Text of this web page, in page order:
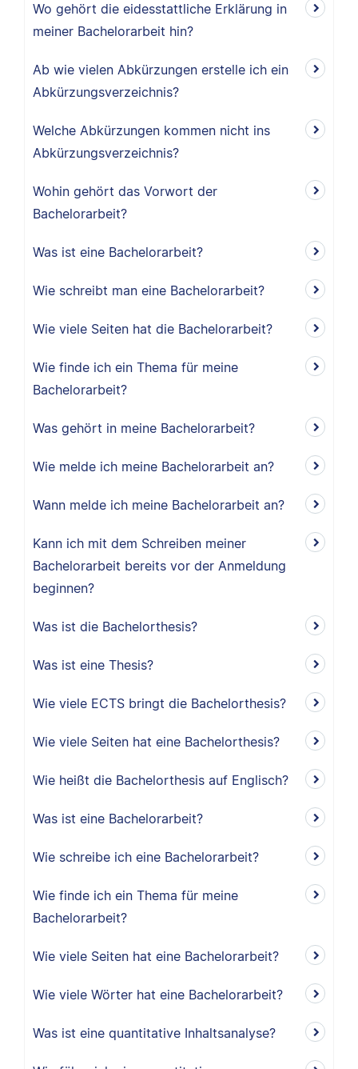
Wo gehört die eidesstattliche Erklärung in
meiner Bachelorarbeit hin?
Ab wie vielen Abkürzungen erstelle ich ein
Abkürzungsverzeichnis?
Welche Abkürzungen kommen nicht ins
Abkürzungsverzeichnis?
Wohin gehört das Vorwort der
Bachelorarbeit?
Was ist eine Bachelorarbeit?
Wie schreibt man eine Bachelorarbeit?
Wie viele Seiten hat die Bachelorarbeit?
Wie finde ich ein Thema für meine
Bachelorarbeit?
Was gehört in meine Bachelorarbeit?
Wie melde ich meine Bachelorarbeit an?
Wann melde ich meine Bachelorarbeit an?
Kann ich mit dem Schreiben meiner
Bachelorarbeit bereits vor der Anmeldung
beginnen?
Was ist die Bachelorthesis?
Was ist eine Thesis?
Wie viele ECTS bringt die Bachelorthesis?
Wie viele Seiten hat eine Bachelorthesis?
Wie heißt die Bachelorthesis auf Englisch?
Was ist eine Bachelorarbeit?
Wie schreibe ich eine Bachelorarbeit?
Wie finde ich ein Thema für meine
Bachelorarbeit?
Wie viele Seiten hat eine Bachelorarbeit?
Wie viele Wörter hat eine Bachelorarbeit?
Was ist eine quantitative Inhaltsanalyse?